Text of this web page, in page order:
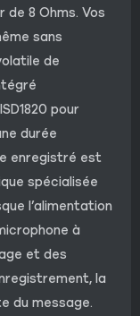
8 Ohms. Vos
sans
de
pour
durée
enregistré est
spécialisée
l’alimentation
à
et des
la
du message.